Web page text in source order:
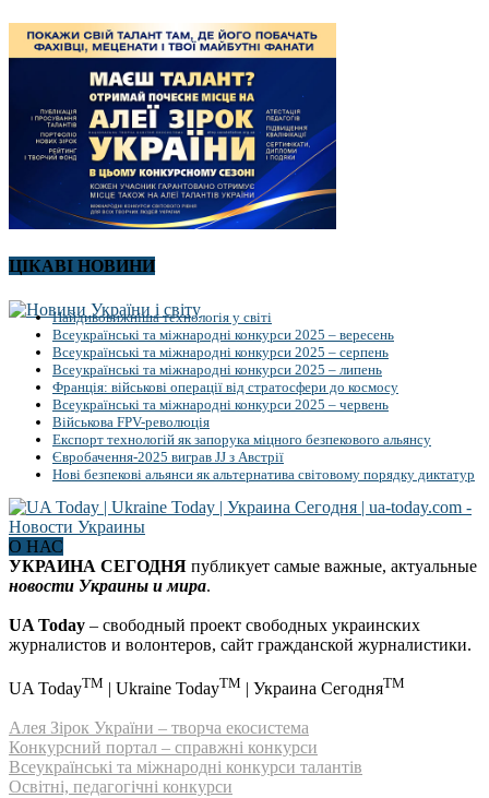
ЦІКАВІ НОВИНИ
Найдивовижніша технологія у світі
Всеукраїнські та міжнародні конкурси 2025 – вересень
Всеукраїнські та міжнародні конкурси 2025 – серпень
Всеукраїнські та міжнародні конкурси 2025 – липень
Франція: військові операції від стратосфери до космосу
Всеукраїнські та міжнародні конкурси 2025 – червень
Військова FPV-революція
Експорт технологій як запорука міцного безпекового альянсу
Євробачення-2025 виграв JJ з Австрії
Нові безпекові альянси як альтернатива світовому порядку диктатур
О НАС
УКРАИНА СЕГОДНЯ публикует самые важные, актуальные
новости Украины и мира.
UA Today – свободный проект свободных украинских
журналистов и волонтеров, сайт гражданской журналистики.
UA TodayTM | Ukraine TodayTM | Украина СегодняTM
Алея Зірок України – творча екосистема
Конкурсний портал – справжні конкурси
Всеукраїнські та міжнародні конкурси талантів
Освітні, педагогічні конкурси